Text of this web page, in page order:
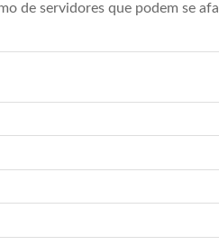
de servidores que podem se